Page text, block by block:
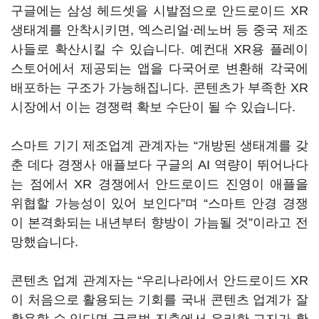
구글에는 삼성 헤드셋을 시발점으로 안드로이드 XR
생태계를 안착시키면, 엑스리얼·레노버 등 중국 제조
사들로 확산시킬 수 있습니다. 예컨대 XR용 플레이
스토어에서 제공되는 앱을 다국어로 변환해 각국에
배포하는 구조가 가능해집니다. 콘텐츠가 부족한 XR
시장에서 이는 경쟁력 확보 수단이 될 수 있습니다.
스마트 기기 제조업계 관계자는 “개방된 생태계를 갖
춘 데다 경쟁사 애플보다 구글의 AI 역량이 뛰어나다
는 점에서 XR 경쟁에서 안드로이드 진영이 애플을
위협할 가능성이 있어 보인다”며 “스마트 안경 경쟁
이 본격화되는 내년부터 향방이 가늠될 것”이라고 전
망했습니다.
콘텐츠 업계 관계자는 “우리나라에서 안드로이드 XR
이 처음으로 활용되는 기회를 국내 콘텐츠 업계가 잘